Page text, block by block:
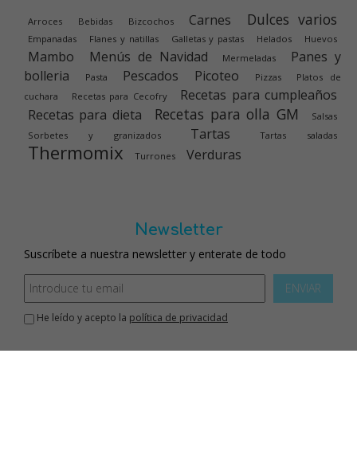
Arroces Bebidas Bizcochos Carnes Dulces varios
Empanadas Flanes y natillas Galletas y pastas Helados Huevos
Mambo Menús de Navidad Mermeladas
Panes y
bolleria
Pasta Pescados Picoteo Pizzas
Platos de
cuchara
Recetas para Cecofry
Recetas para cumpleaños
Recetas para dieta
Recetas para olla GM
Salsas
Sorbetes y granizados
Tartas Tartas saladas
Thermomix Turrones Verduras
Newsletter
Suscríbete a nuestra newsletter y enterate de todo
ENVIAR
He leído y acepto la política de privacidad